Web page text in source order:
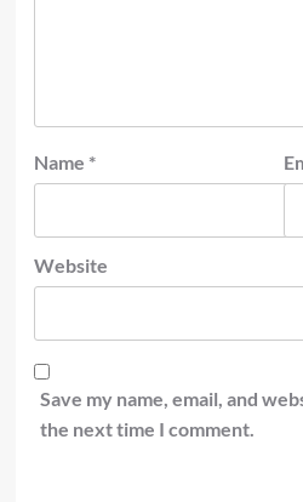
Name *
Website
Save my name, email, and
the next time I comment.